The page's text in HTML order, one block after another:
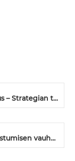
Moderni suorituksen johtajuus – Strategian toimeenpanoa ja kyvykkyyden kehittämistä
Tekoäly suorituskyvyn ja uudistumisen vauhdittajana